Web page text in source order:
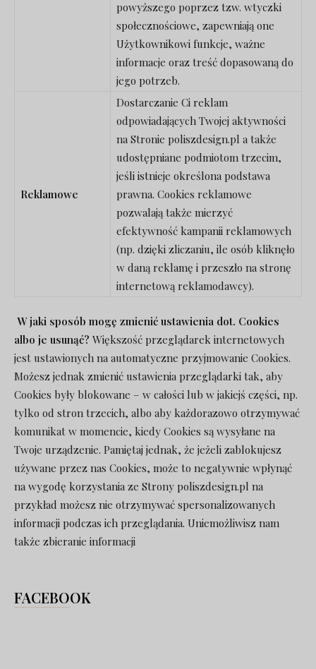
powyższego poprzez tzw. wtyczki
społecznościowe, zapewniają one
Użytkownikowi funkcje, ważne
informacje oraz treść dopasowaną do
jego potrzeb.
Reklamowe
Dostarczanie Ci reklam
odpowiadających Twojej aktywności
na Stronie poliszdesign.pl a także
udostępniane podmiotom trzecim,
jeśli istnieje określona podstawa
prawna. Cookies reklamowe
pozwalają także mierzyć
efektywność kampanii reklamowych
(np. dzięki zliczaniu, ile osób kliknęło
w daną reklamę i przeszło na stronę
internetową reklamodawcy).
W jaki sposób mogę zmienić ustawienia dot. Cookies
albo je usunąć? Większość przeglądarek internetowych
jest ustawionych na automatyczne przyjmowanie Cookies.
Możesz jednak zmienić ustawienia przeglądarki tak, aby
Cookies były blokowane – w całości lub w jakiejś części, np.
tylko od stron trzecich, albo aby każdorazowo otrzymywać
komunikat w momencie, kiedy Cookies są wysyłane na
Twoje urządzenie. Pamiętaj jednak, że jeżeli zablokujesz
używane przez nas Cookies, może to negatywnie wpłynąć
na wygodę korzystania ze Strony poliszdesign.pl na
przykład możesz nie otrzymywać spersonalizowanych
informacji podczas ich przeglądania. Uniemożliwisz nam
także zbieranie informacji
FACEBOOK